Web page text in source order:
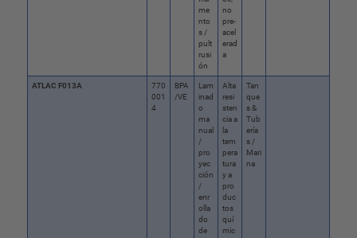
me
nto
s /
pult
rusi
ón
no
pre-
acel
erad
a
ATLAC F013A
770
001
4
BPA
/VE
Lam
inad
o
ma
nual
/
pro
yec
ción
/
enr
olla
do
de
Alta
resi
sten
cia a
la
tem
pera
tura
y a
pro
duc
tos
quí
mic
Tan
que
s &
Tub
ería
s /
Mari
na